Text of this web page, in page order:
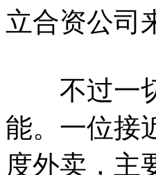
立合资公司
不过一切
能。一位接
度外卖，主